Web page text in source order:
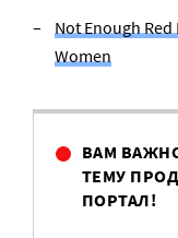
Not Enough
Women
ВАМ
ТЕМУ
ПОРТАЛ!